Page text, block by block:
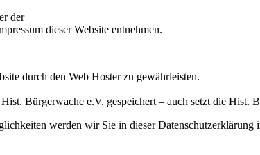
der
dieser Website entnehmen.
durch den Web Hoster zu gewährleisten.
Bürgerwache e.V. gespeichert – auch setzt die
werden wir Sie in dieser Datenschutzerklärung